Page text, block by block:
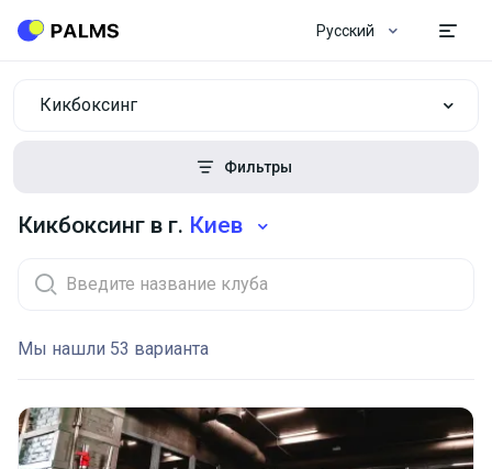
Русский
Кикбоксинг
Фильтры
Кикбоксинг в г. Киев
Мы нашли 53 варианта